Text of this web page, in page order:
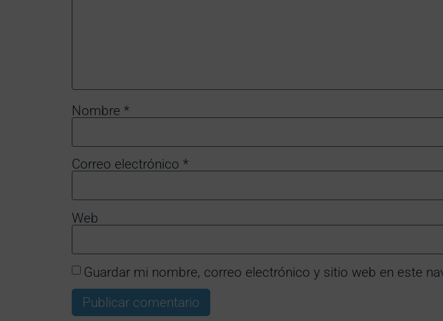
Nombre *
Correo electrónico *
Web
Guardar mi nombre, correo electrónico y sitio web en este